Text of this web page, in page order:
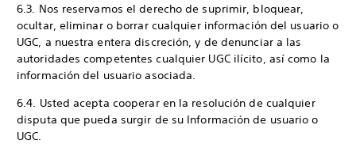
6.3. Nos reservamos el derecho de suprimir, bloquear,
ocultar, eliminar o borrar cualquier información del usuario o
UGC, a nuestra entera discreción, y de denunciar a las
autoridades competentes cualquier UGC ilícito, así como la
información del usuario asociada.
6.4. Usted acepta cooperar en la resolución de cualquier
disputa que pueda surgir de su Información de usuario o
UGC.